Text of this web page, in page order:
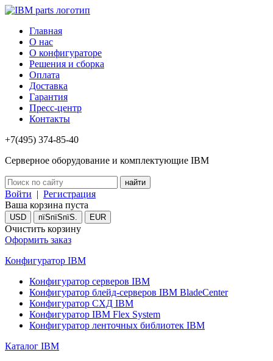
Главная
О нас
О конфигураторе
Решения и сборка
Оплата
Доставка
Гарантия
Пресс-центр
Контакты
+7(495) 374-85-40
Серверное оборудование и комплектующие IBM
Войти | Регистрация
Ваша корзина пуста
USD пїЅпїЅпїЅ. EUR
Очистить корзину
Оформить заказ
Конфигуратор IBM
Конфигуратор серверов IBM
Конфигуратор блейд-серверов IBM BladeCenter
Конфигуратор СХД IBM
Конфигуратор IBM Flex System
Конфигуратор ленточных библиотек IBM
Каталог IBM